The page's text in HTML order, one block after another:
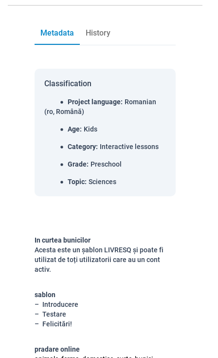
Metadata History
Classification
Project language: Romanian
(ro, Română)
Age: Kids
Category: Interactive lessons
Grade: Preschool
Topic: Sciences
In curtea bunicilor
Acesta este un șablon LIVRESQ și poate fi
utilizat de toți utilizatorii care au un cont
activ.
sablon
Introducere
Testare
Felicitări!
pradare online